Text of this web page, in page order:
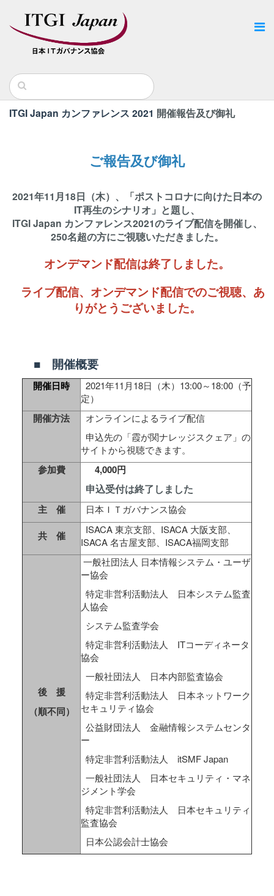
ITGI Japan カンファレンス 2021 開催報告及び御礼
ご報告及び御礼
2021年11月18日（木）、「ポストコロナに向けた日本の
IT再生のシナリオ 」と題し、
ITGI Japan カンファレンス2021のライブ配信を開催し、
250名超の方にご視聴いただきました。
オンデマンド配信は終了しました。
ライブ配信、オンデマンド配信でのご視聴、 あ
りがとうございました。
■ 開催概要
開催日時
2021年11月18日（木）13:00～18:00（予
定）
開催方法
オンラインによるライブ配信
申込先の「霞が関ナレッジスクェア」の
サイトから視聴できます。
参加費 4,000円
申込受付は終了しました
主 催 日本ＩＴガバナンス協会
共 催
ISACA 東京支部、ISACA 大阪支部、
ISACA 名古屋支部、ISACA福岡支部
後 援
（順不同）
一般社団法人 日本情報システム・ユーザ
ー協会
特定非営利活動法人 日本システム監査
人協会
システム監査学会
特定非営利活動法人 ITコーディネータ
協会
一般社団法人 日本内部監査協会
特定非営利活動法人 日本ネットワーク
セキュリティ協会
公益財団法人 金融情報システムセンタ
ー
特定非営利活動法人 itSMF Japan
一般社団法人 日本セキュリティ・マネ
ジメント学会
特定非営利活動法人 日本セキュリティ
監査協会
日本公認会計士協会